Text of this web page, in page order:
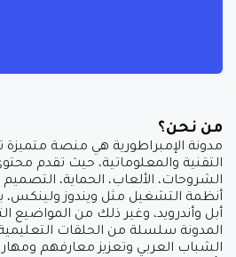
من نحن؟
مدونة الإمبراطورية هي منصة متميزة
التقنية والمعلوماتية، حيث تقدم
الشروحات، الألعاب، الحماية،
أنظمة التشغيل مثل ويندوز ولينكس،
أبل وأندرويد، وغير ذلك من المواضيع
المدونة سلسلة من الحلقات
الشباب العربي وتعزيز معارفهم